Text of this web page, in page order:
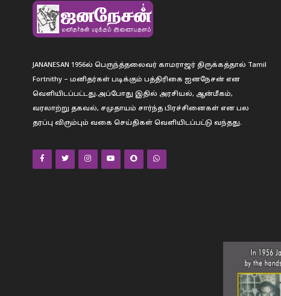
JANANESAN 1956ல் பெருந்த்தலைவர் காமராஜர் திருக்கத்தால் Tamil
Fortnithy – மனிதர்கள் படிக்கும் பத்திரிகை ஐனநேசன் என
வெளியிடப்பட்டது.அப்போது இதில் அரசியல், ஆன்மீகம்,
வரலாற்று தகவல், சமுதாயம் சார்ந்த பிரச்சினைகள் என பல
தரப்பு விரும்பும் வகை செய்திகள் வெளியிடப்பட்டு வந்தது.